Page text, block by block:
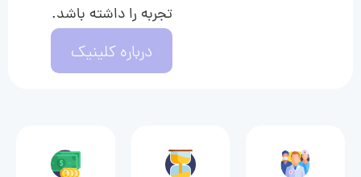
تجربه را داشته باشد.
درباره کلینیک